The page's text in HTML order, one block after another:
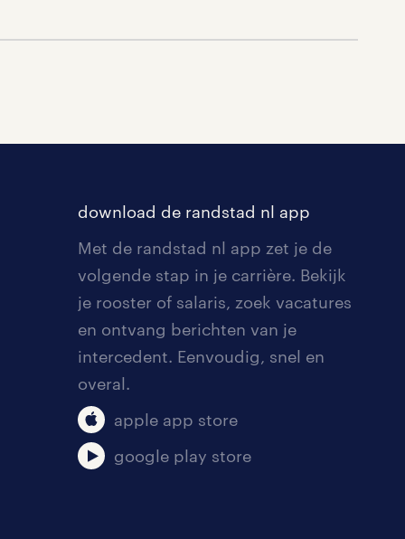
download de randstad nl app
Met de randstad nl app zet je de
volgende stap in je carrière. Bekijk
je rooster of salaris, zoek vacatures
en ontvang berichten van je
intercedent. Eenvoudig, snel en
overal.
apple app store
google play store